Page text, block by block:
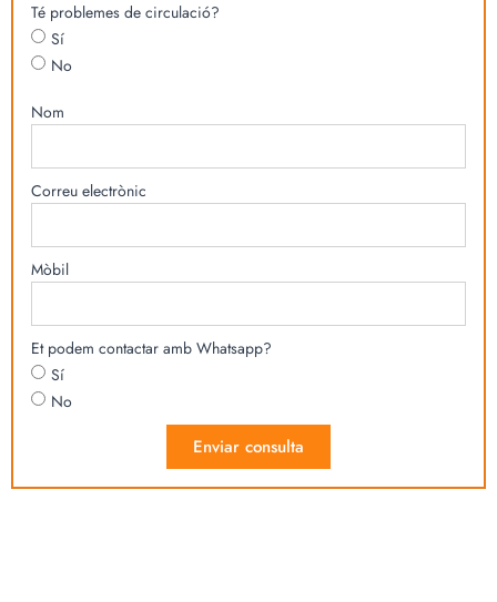
Té problemes de circulació?
Sí
No
Nom
Correu electrònic
Mòbil
Et podem contactar amb Whatsapp?
Sí
No
Enviar consulta